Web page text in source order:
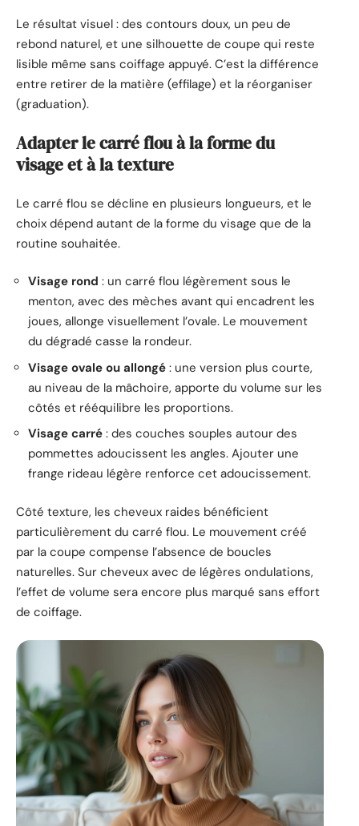
Le résultat visuel : des contours doux, un peu de
rebond naturel, et une silhouette de coupe qui reste
lisible même sans coiffage appuyé. C’est la différence
entre retirer de la matière (effilage) et la réorganiser
(graduation).
Adapter le carré flou à la forme du
visage et à la texture
Le carré flou se décline en plusieurs longueurs, et le
choix dépend autant de la forme du visage que de la
routine souhaitée.
Visage rond : un carré flou légèrement sous le
menton, avec des mèches avant qui encadrent les
joues, allonge visuellement l’ovale. Le mouvement
du dégradé casse la rondeur.
Visage ovale ou allongé : une version plus courte,
au niveau de la mâchoire, apporte du volume sur les
côtés et rééquilibre les proportions.
Visage carré : des couches souples autour des
pommettes adoucissent les angles. Ajouter une
frange rideau légère renforce cet adoucissement.
Côté texture, les cheveux raides bénéficient
particulièrement du carré flou. Le mouvement créé
par la coupe compense l’absence de boucles
naturelles. Sur cheveux avec de légères ondulations,
l’effet de volume sera encore plus marqué sans effort
de coiffage.